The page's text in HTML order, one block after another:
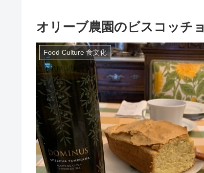
オリーブ農園のビスコッチョ
Food Culture 食文化